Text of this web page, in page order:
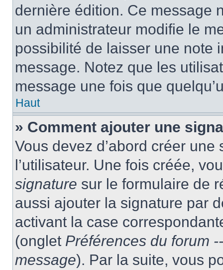
dernière édition. Ce message
un administrateur modifie le
possibilité de laisser une note
message. Notez que les
message une fois que
Haut
» Comment ajouter une
Vous devez d’abord créer
l’utilisateur. Une fois créée,
signature sur le formulaire de
aussi ajouter la signature par
activant la case
(onglet Préférences du forum
message). Par la suite, vous